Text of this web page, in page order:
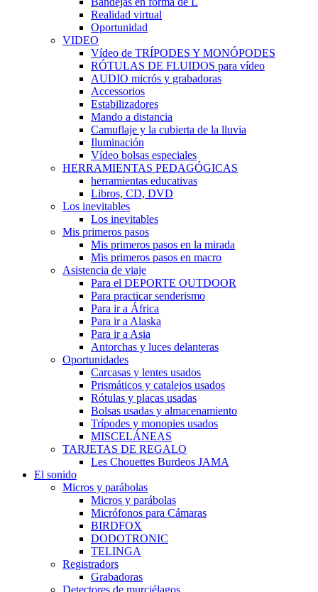
Realidad virtual
Oportunidad
VIDEO
Vídeo de TRÍPODES Y MONÓPODES
RÓTULAS DE FLUIDOS para vídeo
AUDIO micrós y grabadoras
Accessorios
Estabilizadores
Mando a distancia
Camuflaje y la cubierta de la lluvia
Iluminación
Vídeo bolsas especiales
HERRAMIENTAS PEDAGÓGICAS
herramientas educativas
Libros, CD, DVD
Los inevitables
Los inevitables
Mis primeros pasos
Mis primeros pasos en la mirada
Mis primeros pasos en macro
Asistencia de viaje
Para el DEPORTE OUTDOOR
Para practicar senderismo
Para ir a África
Para ir a Alaska
Para ir a Asia
Antorchas y luces delanteras
Oportunidades
Carcasas y lentes usados
Prismáticos y catalejos usados
Rótulas y placas usadas
Bolsas usadas y almacenamiento
Trípodes y monopies usados
MISCELÁNEAS
TARJETAS DE REGALO
Les Chouettes Burdeos JAMA
El sonido
Micros y parábolas
Micros y parábolas
Micrófonos para Cámaras
BIRDFOX
DODOTRONIC
TELINGA
Registradors
Grabadoras
Detectores de murciélagos